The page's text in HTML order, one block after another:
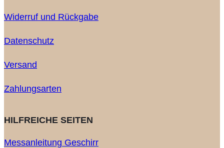
Widerruf und Rückgabe
Datenschutz
Versand
Zahlungsarten
HILFREICHE SEITEN
Messanleitung Geschirr